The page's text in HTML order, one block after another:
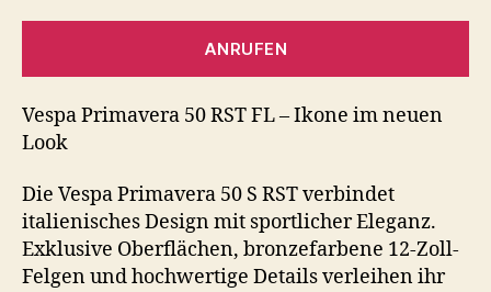
ANRUFEN
Vespa Primavera 50 RST FL – Ikone im neuen
Look
Die Vespa Primavera 50 S RST verbindet
italienisches Design mit sportlicher Eleganz.
Exklusive Oberflächen, bronzefarbene 12-Zoll-
Felgen und hochwertige Details verleihen ihr